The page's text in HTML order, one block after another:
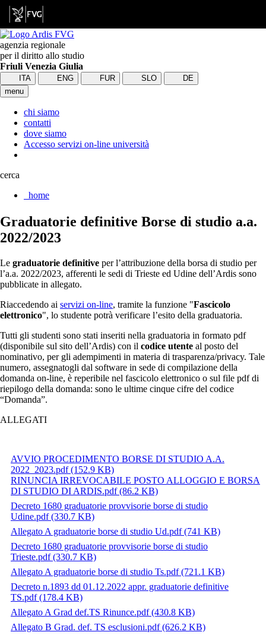
agenzia regionale
per il diritto allo studio
Friuli Venezia Giulia
ITA ENG FUR SLO
DE
menu
chi siamo
contatti
dove siamo
Accesso servizi on-line università
cerca
home
Graduatorie definitive Borse di studio a.a.
2022/2023
Le graduatorie definitive per l’attribuzione della borsa di studio per
l’a.a. 2022/2023, afferenti le sedi di Trieste ed Udine dell’Ardis sono
pubblicate in allegato.
Riaccedendo ai servizi on-line, tramite la funzione "Fascicolo
elettronico", lo studente potrà verificare l’esito della graduatoria.
Tutti gli studenti sono stati inseriti nella graduatoria in formato pdf
(disponibile sul sito dell’Ardis) con il codice utente al posto del
nominativo, per gli adempimenti in materia di trasparenza/privacy. Tale
numero, assegnatogli dal software in sede di compilazione della
domanda on-line, è reperibile nel fascicolo elettronico o sul file pdf di
riepilogo della domanda: sono le ultime cinque cifre del codice
“Domanda”.
ALLEGATI
AVVIO PROCEDIMENTO BORSE DI STUDIO A.A.
2022_2023.pdf(152.9 KB)
RINUNCIA IRREVOCABILE POSTO ALLOGGIO E BORSA
DI STUDIO DI ARDIS.pdf(86.2 KB)
Decreto 1680 graduatorie provvisorie borse di studio
Udine.pdf(330.7 KB)
Allegato A graduatorie borse di studio Ud.pdf(741 KB)
Decreto 1680 graduatorie provvisorie borse di studio
Trieste.pdf(330.7 KB)
Allegato A graduatorie borse di studio Ts.pdf(721.1 KB)
Decreto n.1893 dd 01.12.2022 appr. graduatorie definitive
TS.pdf(178.4 KB)
Allegato A Grad def.TS Rinunce.pdf(430.8 KB)
Allegato B Grad. def. TS esclusioni.pdf(626.2 KB)